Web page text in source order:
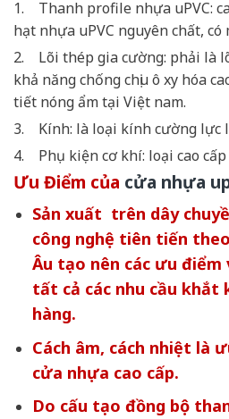
1. Thanh profile nhựa uPVC:
hạt nhựa uPVC nguyên chất,
2. Lõi thép gia cường: phải là
khả năng chống chịu ô xy hóa
tiết nóng ẩm tại Việt nam.
3. Kính: là loại kính cường lực
4. Phụ kiện cơ khí: loại cao cấp
Ưu Điểm của cửa nhựa
Sản xuất trên dây
công nghệ tiên tiến
Âu tạo nên các ưu
tất cả các nhu cầu khắt
hàng.
Cách âm, cách nhiệt là
cửa nhựa cao cấp.
Do cấu tạo đồng bộ